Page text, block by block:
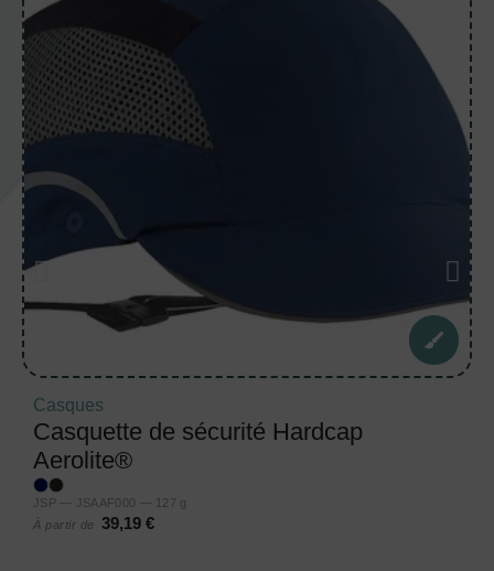
Casques
Casquette de sécurité Hardcap
Aerolite®
JSP — JSAAF000 — 127 g
À partir de
39,19 €